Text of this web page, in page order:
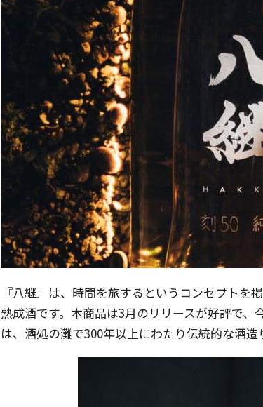
『八継』は、時間を旅するというコンセプトを
熟成酒です。本商品は3月のリリースが好評で、
は、酒処の灘で300年以上にわたり伝統的な酒造